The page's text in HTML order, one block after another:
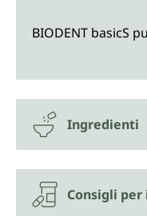
BIODENT basicS
Ingredienti
Consigli per